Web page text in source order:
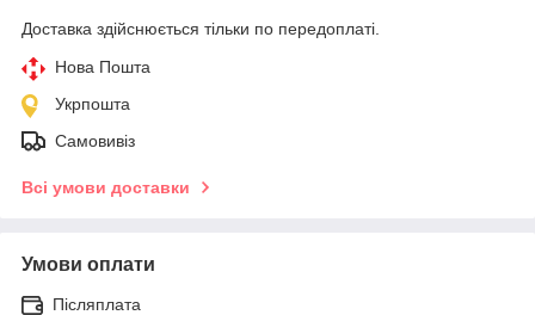
Доставка здійснюється тільки по передоплаті.
Нова Пошта
Укрпошта
Самовивіз
Всі умови доставки
Умови оплати
Післяплата